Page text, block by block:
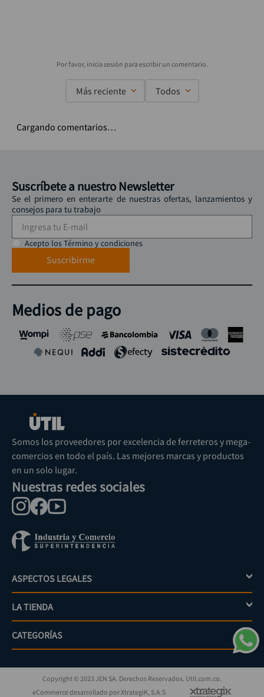
Más reciente Todos
Cargando comentarios…
Suscríbete a nuestro Newsletter
Se el primero en enterarte de nuestras ofertas, lanzamientos y
consejos para tu trabajo
Acepto los Término y condiciones
Suscribirme
Medios de pago
Somos los proveedores por excelencia de ferreteros y mega-
comercios en todo el país. Las mejores marcas y productos
en un solo lugar.
Nuestras redes sociales
ASPECTOS LEGALES +
Política de tratamiento de datos personales
Términos y condiciones
Políticas de devolución
Políticas de garantías y devoluciones
LA TIENDA +
Mi cuenta
PQRs
¿Cómo comprar?
CATEGORÍAS
Jardinería
EléctricosCopyright © 2023 JEN SA. Derechos Reservados. Util.com.co.
eCommerce desarrollado por XtrategiK, S.A.S